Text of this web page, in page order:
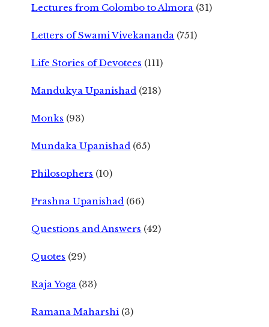
Lectures from Colombo to Almora (31)
Letters of Swami Vivekananda (751)
Life Stories of Devotees (111)
Mandukya Upanishad (218)
Monks (93)
Mundaka Upanishad (65)
Philosophers (10)
Prashna Upanishad (66)
Questions and Answers (42)
Quotes (29)
Raja Yoga (33)
Ramana Maharshi (3)